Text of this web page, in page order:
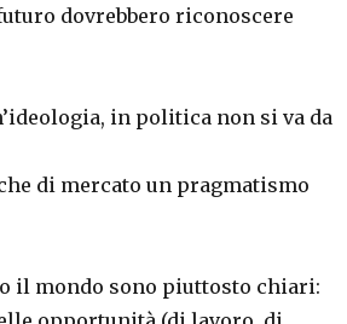
dovrebbero riconoscere
in politica non si va da
di mercato un pragmatismo
il mondo sono piuttosto chiari: